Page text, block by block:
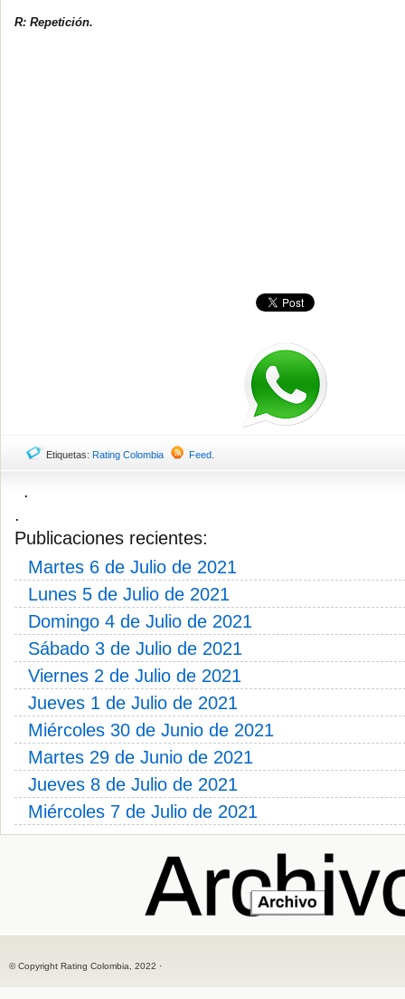
R: Repetición.
Etiquetas: Rating Colombia Feed
.
.
Publicaciones recientes:
Martes 6 de Julio de 2021
Lunes 5 de Julio de 2021
Domingo 4 de Julio de 2021
Sábado 3 de Julio de 2021
Viernes 2 de Julio de 2021
Jueves 1 de Julio de 2021
Miércoles 30 de Junio de 2021
Martes 29 de Junio de 2021
Jueves 8 de Julio de 2021
Miércoles 7 de Julio de 2021
© Copyright Rating Colombia, 2022 ·